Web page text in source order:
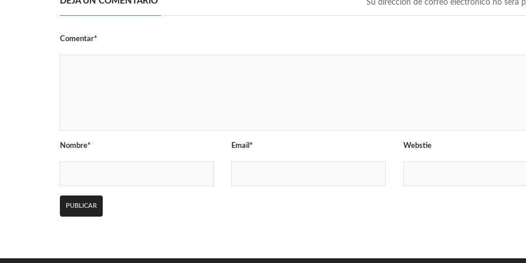
Su dirección de correo electrónico no será
Comentar*
Nombre* Email* Webstie